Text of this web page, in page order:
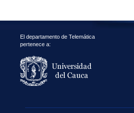
El departamento de Telemática
pertenece a: